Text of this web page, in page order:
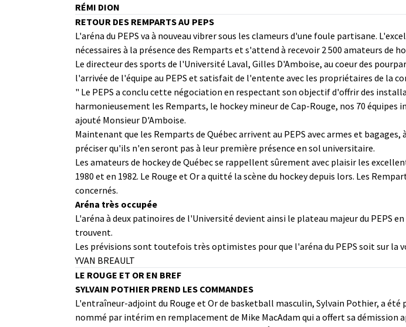
RÉMI DION
RETOUR DES REMPARTS AU PEPS
L'aréna du PEPS va à nouveau vibrer sous les clameurs d'une foule partisane.
nécessaires à la présence des Remparts et s'attend à recevoir 2 500 amateurs de
Le directeur des sports de l'Université Laval, Gilles D'Amboise, au coeur des
l'arrivée de l'équipe au PEPS et satisfait de l'entente avec les propriétaires de la
" Le PEPS a conclu cette négociation en respectant son objectif d'offrir des
harmonieusement les Remparts, le hockey mineur de Cap-Rouge, nos 70
ajouté Monsieur D'Amboise.
Maintenant que les Remparts de Québec arrivent au PEPS avec armes et
préciser qu'ils n'en seront pas à leur première présence en sol universitaire.
Les amateurs de hockey de Québec se rappellent sûrement avec plaisir les
1980 et en 1982. Le Rouge et Or a quitté la scène du hockey depuis lors. Les
concernés.
Aréna très occupée
L'aréna à deux patinoires de l'Université devient ainsi le plateau majeur du PEPS
trouvent.
Les prévisions sont toutefois très optimistes pour que l'aréna du PEPS soit sur la
YVAN BREAULT
LE ROUGE ET OR EN BREF
SYLVAIN POTHIER PREND LES COMMANDES
L'entraîneur-adjoint du Rouge et Or de basketball masculin, Sylvain Pothier, a
nommé par intérim en remplacement de Mike MacAdam qui a offert sa démission